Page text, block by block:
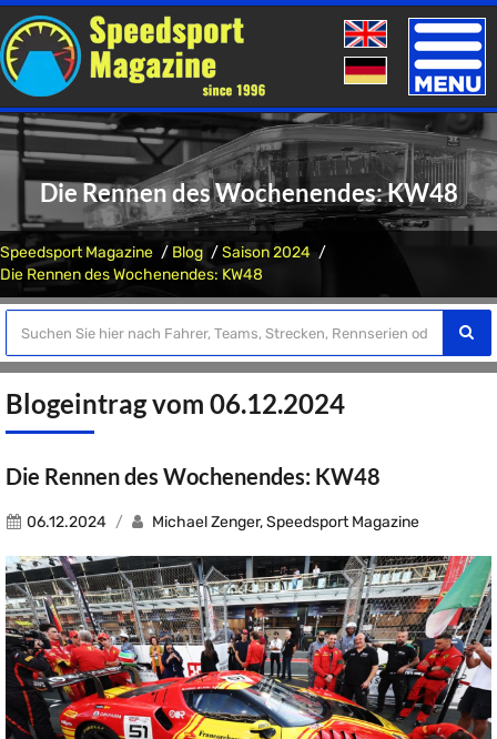
Toggle
Die Rennen des Wochenendes: KW48
Speedsport Magazine Blog
Saison 2024
Die Rennen des Wochenendes: KW48
Blogeintrag vom 06.12.2024
Die Rennen des Wochenendes: KW48
06.12.2024 Michael Zenger, Speedsport Magazine